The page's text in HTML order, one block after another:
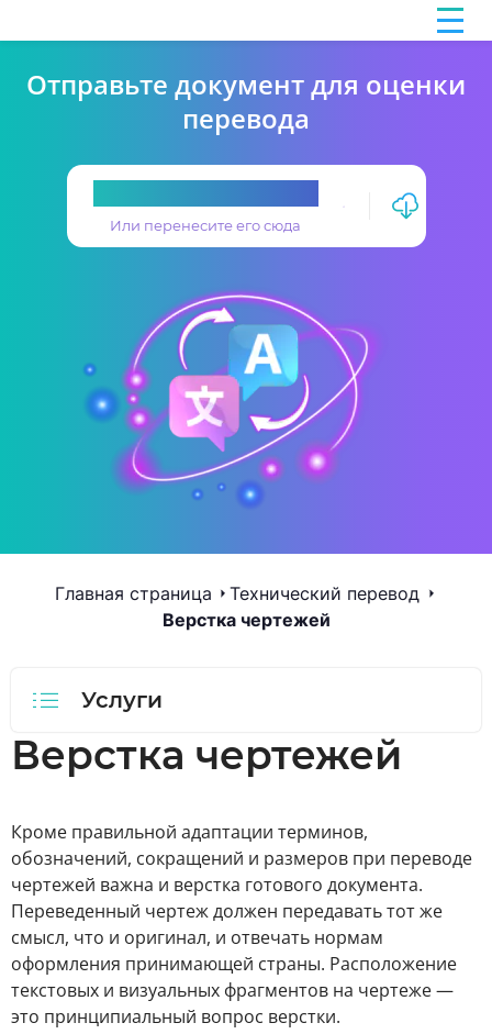
Отправьте документ для оценки
перевода
Или перенесите его сюда
Главная страница
Технический перевод
Верстка чертежей
Услуги
Верстка чертежей
Кроме правильной адаптации терминов,
обозначений, сокращений и размеров при переводе
чертежей важна и верстка готового документа.
Переведенный чертеж должен передавать тот же
смысл, что и оригинал, и отвечать нормам
оформления принимающей страны. Расположение
текстовых и визуальных фрагментов на чертеже ―
это принципиальный вопрос верстки.